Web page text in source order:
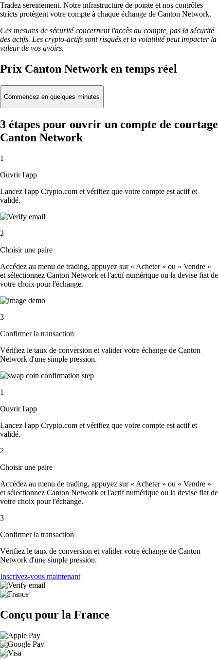
Tradez sereinement. Notre infrastructure de pointe et nos contrôles
stricts protègent votre compte à chaque échange de Canton Network.
Ces mesures de sécurité concernent l'accès au compte, pas la sécurité
des actifs. Les crypto-actifs sont risqués et la volatilité peut impacter la
valeur de vos avoirs.
Prix Canton Network en temps réel
Commencez en quelques minutes
3 étapes pour ouvrir un compte de courtage
Canton Network
1
Ouvrir l'app
Lancez l'app Crypto.com et vérifiez que votre compte est actif et
validé.
2
Choisir une paire
Accédez au menu de trading, appuyez sur « Acheter » ou « Vendre »
et sélectionnez Canton Network et l'actif numérique ou la devise fiat de
votre choix pour l'échange.
3
Confirmer la transaction
Vérifiez le taux de conversion et valider votre échange de Canton
Network d'une simple pression.
1
Ouvrir l'app
Lancez l'app Crypto.com et vérifiez que votre compte est actif et
validé.
2
Choisir une paire
Accédez au menu de trading, appuyez sur « Acheter » ou « Vendre »
et sélectionnez Canton Network et l'actif numérique ou la devise fiat de
votre choix pour l'échange.
3
Confirmer la transaction
Vérifiez le taux de conversion et valider votre échange de Canton
Network d'une simple pression.
Inscrivez-vous maintenant
Conçu pour la France